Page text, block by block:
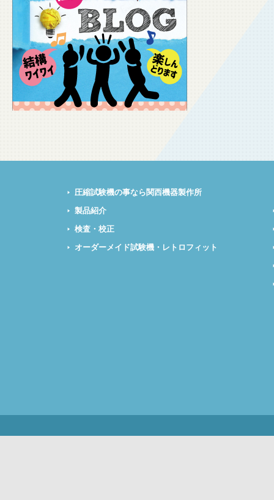
圧縮試験機の事なら関西機器製作所
製品紹介
検査・校正
オーダーメイド試験機・レトロフィット